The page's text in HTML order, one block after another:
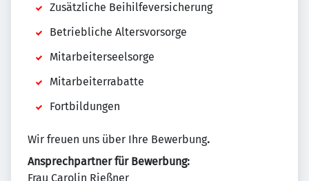
Zusätzliche Beihilfeversicherung
Betriebliche Altersvorsorge
Mitarbeiterseelsorge
Mitarbeiterrabatte
Fortbildungen
Wir freuen uns über Ihre Bewerbung.
Ansprechpartner für Bewerbung:
Frau Carolin Rießner